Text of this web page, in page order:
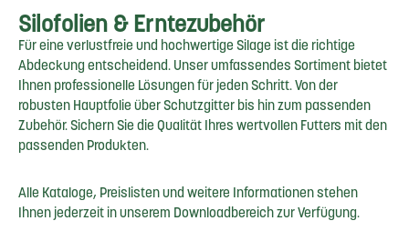
Silofolien & Erntezubehör
Für eine verlustfreie und hochwertige Silage ist die richtige
Abdeckung entscheidend. Unser umfassendes Sortiment bietet
Ihnen professionelle Lösungen für jeden Schritt. Von der
robusten Hauptfolie über Schutzgitter bis hin zum passenden
Zubehör. Sichern Sie die Qualität Ihres wertvollen Futters mit den
passenden Produkten.
Alle Kataloge, Preislisten und weitere Informationen stehen
Ihnen jederzeit in unserem Downloadbereich zur Verfügung.